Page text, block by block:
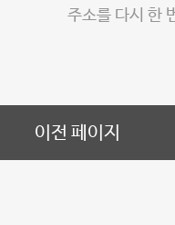
주소를 다시 한
이전 페이지